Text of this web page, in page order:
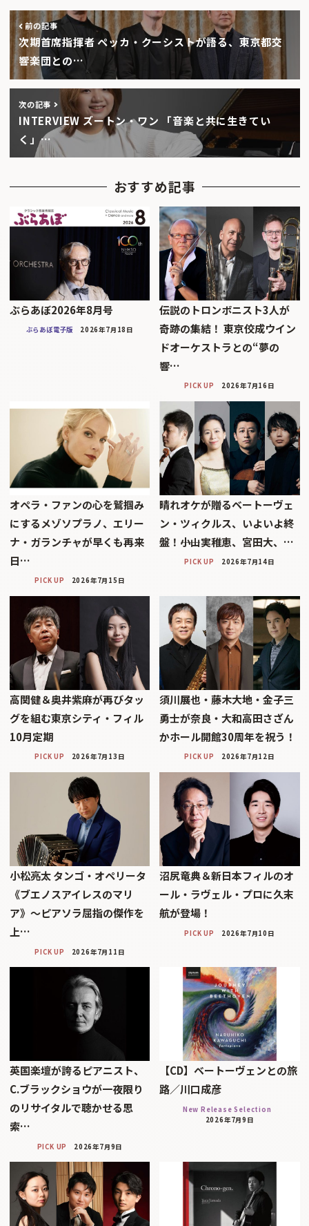
前の記事
次期首席指揮者 ペッカ・クーシストが語る、東京都交
響楽団との…
次の記事
INTERVIEW ズートン・ワン 「音楽と共に生きてい
く」…
おすすめ記事
ぶらあぼ2026年8月号
ぶらあぼ電子版 2026年7月18日
伝説のトロンボニスト3人が
奇跡の集結！ 東京佼成ウイン
ドオーケストラとの“夢の
響…
PICK UP 2026年7月16日
オペラ・ファンの心を鷲掴み
にするメゾソプラノ、エリー
ナ・ガランチャが早くも再来
日…
PICK UP 2026年7月15日
晴れオケが贈るベートーヴェ
ン・ツィクルス、いよいよ終
盤！――小山実稚恵、宮田大、…
PICK UP 2026年7月14日
高関健＆奥井紫麻が再びタッ
グを組む東京シティ・フィル
10月定期
PICK UP 2026年7月13日
須川展也・藤木大地・金子三
勇士が奈良・大和高田さざん
かホール開館30周年を祝う！
PICK UP 2026年7月12日
小松亮太 タンゴ・オペリータ
《ブエノスアイレスのマリ
ア》〜ピアソラ屈指の傑作を
上…
PICK UP 2026年7月11日
沼尻竜典＆新日本フィルのオ
ール・ラヴェル・プロに久末
航が登場！
PICK UP 2026年7月10日
英国楽壇が誇るピアニスト、
C.ブラックショウが一夜限り
のリサイタルで聴かせる思
索…
PICK UP 2026年7月9日
【CD】ベートーヴェンとの旅
路／川口成彦
New Release Selection
2026年7月9日